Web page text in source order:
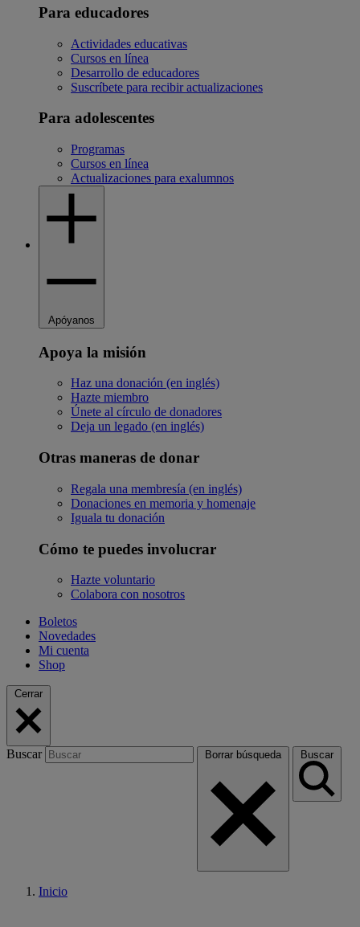
Para educadores
Actividades educativas
Cursos en línea
Desarrollo de educadores
Suscríbete para recibir actualizaciones
Para adolescentes
Programas
Cursos en línea
Actualizaciones para exalumnos
Apóyanos
Apoya la misión
Haz una donación (en inglés)
Hazte miembro
Únete al círculo de donadores
Deja un legado (en inglés)
Otras maneras de donar
Regala una membresía (en inglés)
Donaciones en memoria y homenaje
Iguala tu donación
Cómo te puedes involucrar
Hazte voluntario
Colabora con nosotros
Boletos
Novedades
Mi cuenta
Shop
Cerrar
Buscar Borrar búsqueda Buscar
Inicio